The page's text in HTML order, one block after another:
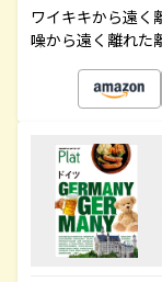
ワイキキから遠く
噪から遠く離れた